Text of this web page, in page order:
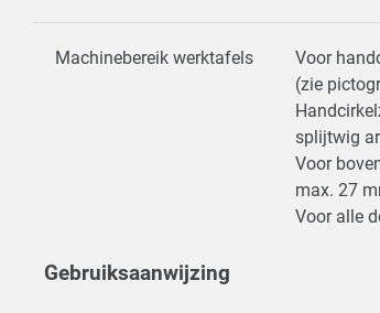
Machinebereik werktafels
Voor
(zie
splijtwig
Voor
max. 27
Voor alle
Gebruiksaanwijzing